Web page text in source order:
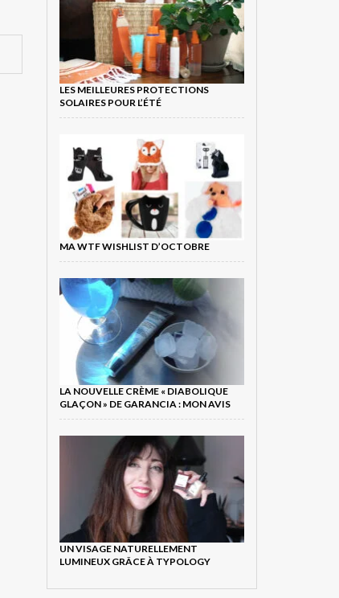
LES MEILLEURES PROTECTIONS
SOLAIRES POUR L’ÉTÉ
MA WTF WISHLIST D’OCTOBRE
LA NOUVELLE CRÈME « DIABOLIQUE
GLAÇON » DE GARANCIA : MON AVIS
UN VISAGE NATURELLEMENT
LUMINEUX GRÂCE À TYPOLOGY